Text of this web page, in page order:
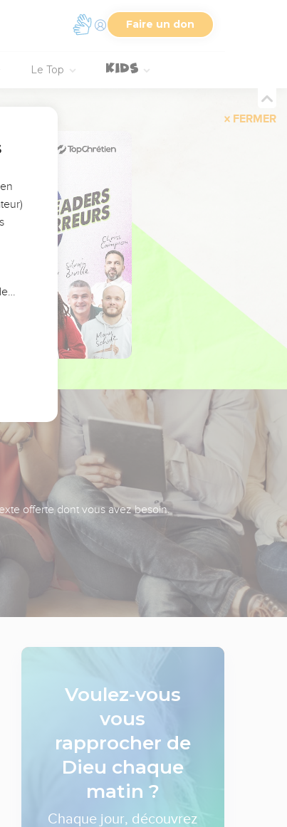
Faire un don
Le Top
FERMER
offerte dont vous avez besoin.
Voulez-vous
vous
rapprocher de
Dieu chaque
matin ?
Chaque jour, découvrez